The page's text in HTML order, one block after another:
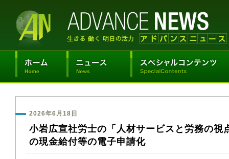
2026年6月18日
小岩広宣社労士の「人材サービスと労務の視
の現金給付等の電子申請化